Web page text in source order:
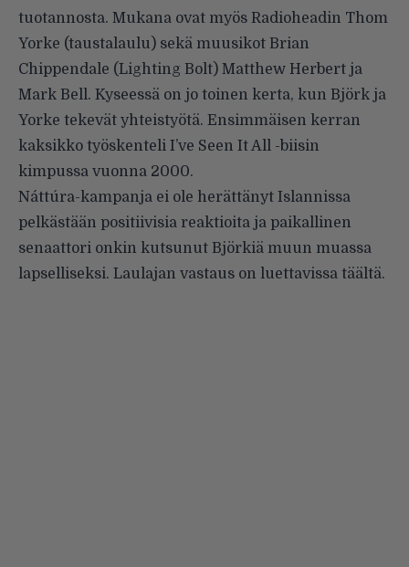
tuotannosta. Mukana ovat myös Radioheadin Thom
Yorke (taustalaulu) sekä muusikot Brian
Chippendale (Lighting Bolt) Matthew Herbert ja
Mark Bell. Kyseessä on jo toinen kerta, kun Björk ja
Yorke tekevät yhteistyötä. Ensimmäisen kerran
kaksikko työskenteli I’ve Seen It All -biisin
kimpussa vuonna 2000.
Náttúra-kampanja ei ole herättänyt Islannissa
pelkästään positiivisia reaktioita ja paikallinen
senaattori onkin kutsunut Björkiä muun muassa
lapselliseksi. Laulajan vastaus on luettavissa täältä.